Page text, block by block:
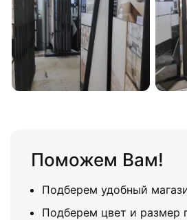
Поможем Вам!
Подберем удобный
Подберем цвет и размер